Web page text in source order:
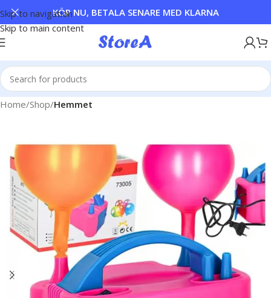
Skip to navigation
Skip to main content
KÖP NU, BETALA SENARE MED KLARNA
Home Shop Hemmet